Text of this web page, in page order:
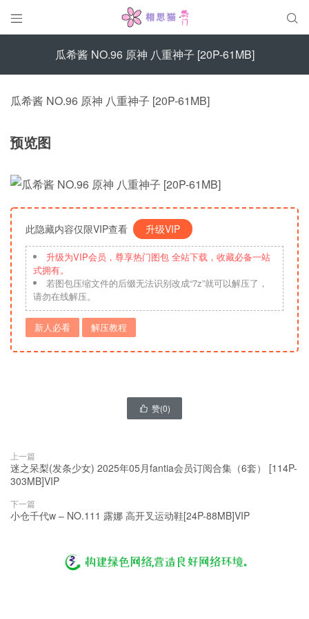
 
瓜希酱 NO.96 原神 八重神子 [20P-61MB]
瓜希酱 NO.96 原神 八重神子 [20P-61MB]
预览图
此隐藏内容仅限VIP查看 升级VIP
升级为VIP会员，尊享热门图包 全站下载，收藏必备一站
式拥有。
若图包压缩文件的后缀无法识别改成“7z”就可以解压了，
请勿在线解压。
新人必看 解压教程
 赞(0)
上一篇
迷之呆梨(发条少女) 2025年05月fantia会员订阅合集（6套） [114P-
303MB]VIP
下一篇
小仓千代w – NO.111 露娜 高开叉运动鞋[24P-88MB]VIP